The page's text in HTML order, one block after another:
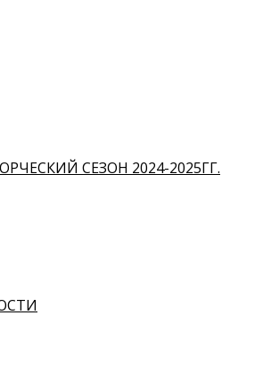
СЕЗОН 2024-2025ГГ.